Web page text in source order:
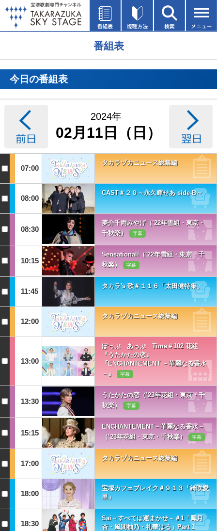
番組表
今日の番組表
2024年
02月11日（日）
07:00
タカラヅカニュース総集編
08:00
CAST＃２０～永久輝せあ side-B～
08:30
夢介千両みやげ（’22年雪組・東京・
千秋楽）
字幕
10:15
Sensational!（’22年雪組・東京・千
秋楽）
字幕
11:45
タカラ's 歌＃１１６「太田健特集」
12:00
タカラヅカニュース総集編
13:00
ぽっぷ あっぷ Time＃102 花組
『うたかたの恋』
『ENCHANTEMENT －華麗なる香水
－』
字幕
13:30
うたかたの恋（’23年花組・東京・千
秋楽）
字幕
15:15
ENCHANTEMENT－華麗なる香水－
（’23年花組・東京・千秋楽）
字幕
17:00
タカラヅカニュース総集編
18:00
宝塚カフェブレイク＃９１３「綺咲愛
里」
18:30
Sai－すべては運まかせ－＃1「鳳月
杏・風間柚乃・礼華はる」Part 1